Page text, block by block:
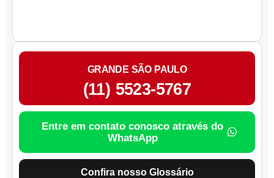
GRANDE SÃO PAULO
(11) 5523-5767
Entre em contato conosco através do
WhatsApp
Confira nosso Glossário